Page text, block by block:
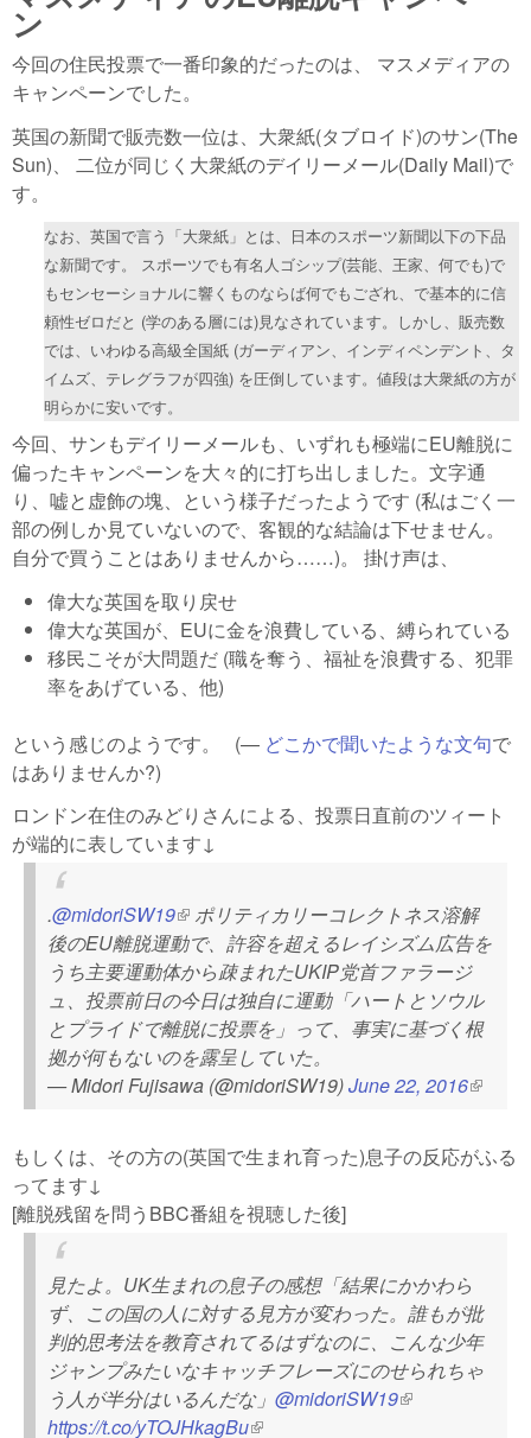
ン
今回の住民投票で一番印象的だったのは、 マスメディアの
キャンペーンでした。
英国の新聞で販売数一位は、大衆紙(タブロイド)のサン(The
Sun)、 二位が同じく大衆紙のデイリーメール(Daily Mail)で
す。
なお、英国で言う「大衆紙」とは、日本のスポーツ新聞以下の下品
な新聞です。 スポーツでも有名人ゴシップ(芸能、王家、何でも)で
もセンセーショナルに響くものならば何でもござれ、で基本的に信
頼性ゼロだと (学のある層には)見なされています。しかし、販売数
では、いわゆる高級全国紙 (ガーディアン、インディペンデント、タ
イムズ、テレグラフが四強) を圧倒しています。値段は大衆紙の方が
明らかに安いです。
今回、サンもデイリーメールも、いずれも極端にEU離脱に
偏ったキャンペーンを大々的に打ち出しました。文字通
り、嘘と虚飾の塊、という様子だったようです (私はごく一
部の例しか見ていないので、客観的な結論は下せません。
自分で買うことはありませんから……)。 掛け声は、
偉大な英国を取り戻せ
偉大な英国が、EUに金を浪費している、縛られている
移民こそが大問題だ (職を奪う、福祉を浪費する、犯罪
率をあげている、他)
という感じのようです。 (— どこかで聞いたような文句で
はありませんか?)
ロンドン在住のみどりさんによる、投票日直前のツィート
が端的に表しています↓
.@midoriSW19(link is external)
ポリティカリーコレクトネス溶解
後のEU離脱運動で、許容を超えるレイシズム広告を
うち主要運動体から疎まれたUKIP党首ファラージ
ュ、投票前日の今日は独自に運動「ハートとソウル
とプライドで離脱に投票を」って、事実に基づく根
拠が何もないのを露呈していた。
— Midori Fujisawa (@midoriSW19)June 22, 2016(link is
もしくは、その方の(英国で生まれ育った)息子の反応がふる
ってます↓
[離脱残留を問うBBC番組を視聴した後]
見たよ。UK生まれの息子の感想「結果にかかわら
ず、この国の人に対する見方が変わった。誰もが批
判的思考法を教育されてるはずなのに、こんな少年
ジャンプみたいなキャッチフレーズにのせられちゃ
う人が半分はいるんだな」 @midoriSW19(link is external)
https://t.co/yTOJHkagBu(link is external)